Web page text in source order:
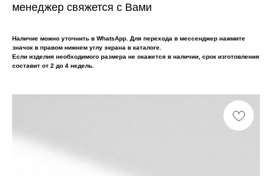
менеджер свяжется с Вами
Наличие можно уточнить в WhatsApp. Для перехода в мессенджер нажмите
значок в правом нижнем углу экрана в каталоге.
Если изделия необходимого размера не окажется в наличии, срок изготовления
составит от 2 до 4 недель.